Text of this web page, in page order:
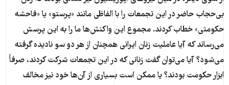
بی‌حجاب حاضر در این تجمعات را با الفاظی مانند «پرستو» یا «فاحشه
حکومتی» خطاب کردند. مجموع این واکنش‌ها ما را به این پرسش
می‌رساند که آیا عاملیت زنان ایرانی همچنان از هر دو سو نادیده گرفته
می‌شود؟ آیا می‌توان گفت زنانی که در این تجمعات شرکت کردند، صرفاً
ابزار حکومت بودند؟ یا ممکن است بسیاری از آن‌ها خود نیز مخالف